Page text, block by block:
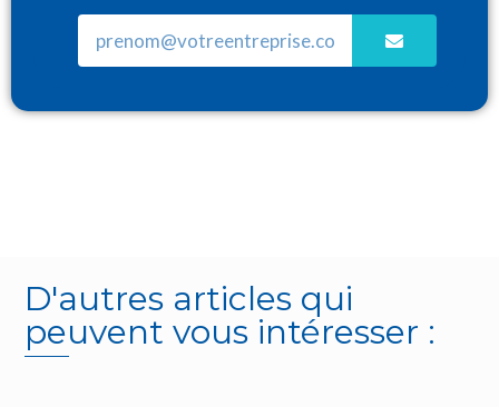
D'autres articles qui
peuvent vous intéresser :